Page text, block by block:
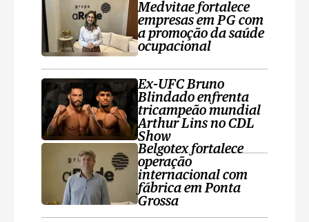
Medvitae fortalece
empresas em PG com
a promoção da saúde
ocupacional
Ex-UFC Bruno
Blindado enfrenta
tricampeão mundial
Arthur Lins no CDL
Show
Belgotex fortalece
operação
internacional com
fábrica em Ponta
Grossa